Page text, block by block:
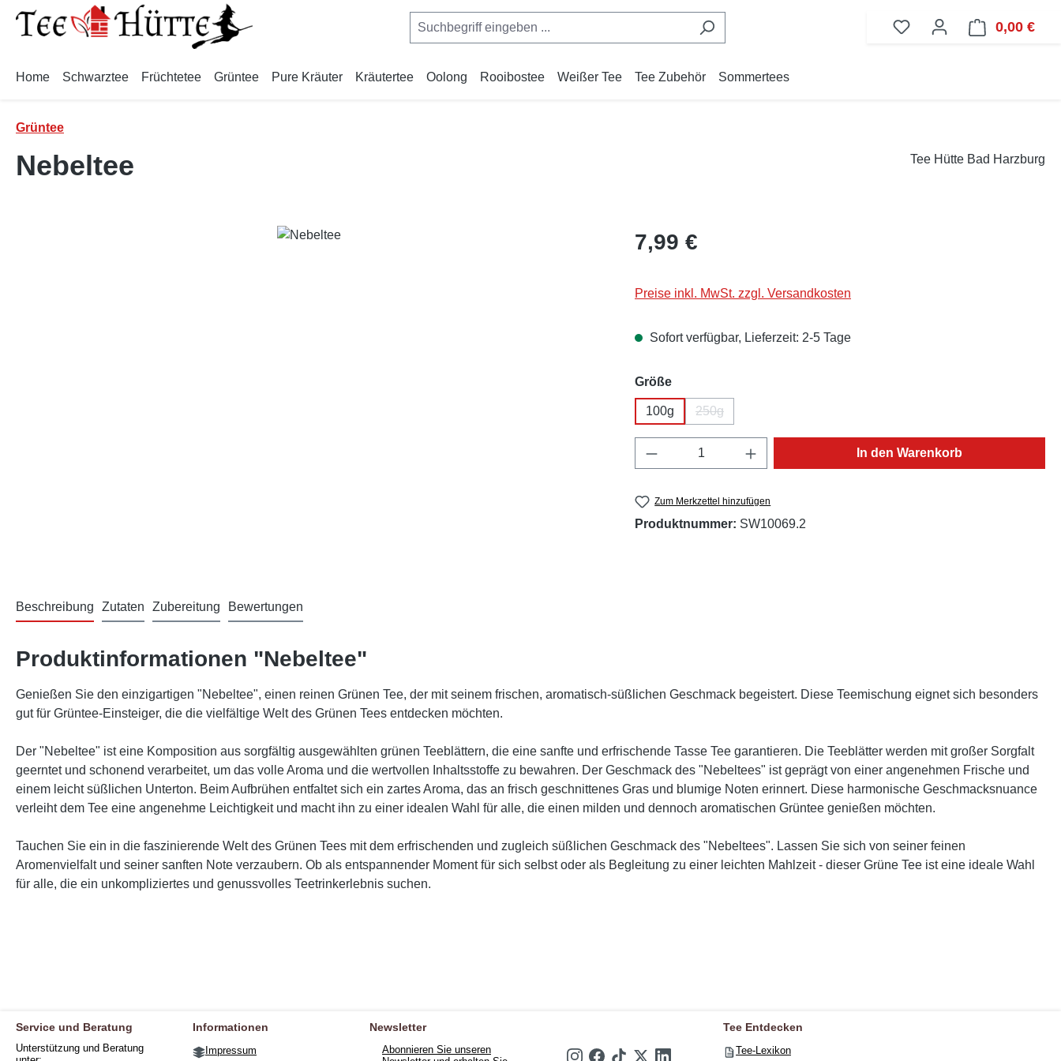
Hauptinhalt springen
Zur Suche springen
Zur Hauptnavigation springen
0,00 €
Home Schwarztee Früchtetee Grüntee Pure Kräuter Kräutertee Oolong Rooibostee Weißer Tee Tee Zubehör Sommertees
Grüntee
Nebeltee Tee Hütte Bad Harzburg
Regulärer Preis:
7,99 €
Preise inkl. MwSt. zzgl. Versandkosten
Sofort verfügbar, Lieferzeit: 2-5 Tage
Größeauswählen
100g 250g
(Diese Option ist zurzeit nicht verfügbar.)
Produkt Anzahl: Gib den gewünschten Wert ein
In den Warenkorb
Zum Merkzettel hinzufügen
Produktnummer: SW10069.2
Beschreibung Zutaten Zubereitung Bewertungen
Produktinformationen "Nebeltee"
Genießen Sie den einzigartigen "Nebeltee", einen reinen Grünen Tee, der mit seinem frischen, aromatisch-süßlichen Geschmack begeistert. Diese Teemischung eignet sich besonders
gut für Grüntee-Einsteiger, die die vielfältige Welt des Grünen Tees entdecken möchten.
Der "Nebeltee" ist eine Komposition aus sorgfältig ausgewählten grünen Teeblättern, die eine sanfte und erfrischende Tasse Tee garantieren. Die Teeblätter werden mit großer Sorgfalt
geerntet und schonend verarbeitet, um das volle Aroma und die wertvollen Inhaltsstoffe zu bewahren. Der Geschmack des "Nebeltees" ist geprägt von einer angenehmen Frische und
einem leicht süßlichen Unterton. Beim Aufbrühen entfaltet sich ein zartes Aroma, das an frisch geschnittenes Gras und blumige Noten erinnert. Diese harmonische Geschmacksnuance
verleiht dem Tee eine angenehme Leichtigkeit und macht ihn zu einer idealen Wahl für alle, die einen milden und dennoch aromatischen Grüntee genießen möchten.
Tauchen Sie ein in die faszinierende Welt des Grünen Tees mit dem erfrischenden und zugleich süßlichen Geschmack des "Nebeltees". Lassen Sie sich von seiner feinen
Aromenvielfalt und seiner sanften Note verzaubern. Ob als entspannender Moment für sich selbst oder als Begleitung zu einer leichten Mahlzeit - dieser Grüne Tee ist eine ideale Wahl
für alle, die ein unkompliziertes und genussvolles Teetrinkerlebnis suchen.
Service und Beratung
Unterstützung und Beratung
Informationen
Impressum
Newsletter
Abonnieren Sie unseren
Tee Entdecken
Tee-Lexikon